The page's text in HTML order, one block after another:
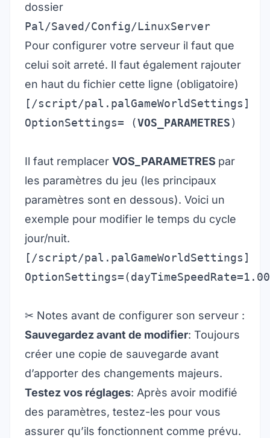
dossier
Pal/Saved/Config/LinuxServer
Pour configurer votre serveur il faut que
celui soit arreté. Il faut également rajouter
en haut du fichier cette ligne (obligatoire)
[/script/pal.palGameWorldSettings]
OptionSettings= (VOS_PARAMETRES)
Il faut remplacer VOS_PARAMETRES par
les paramètres du jeu (les principaux
paramètres sont en dessous). Voici un
exemple pour modifier le temps du cycle
jour/nuit.
[/script/pal.palGameWorldSettings]
✂ Notes avant de configurer son serveur :
Sauvegardez avant de modifier: Toujours
créer une copie de sauvegarde avant
d’apporter des changements majeurs.
Testez vos réglages: Après avoir modifié
des paramètres, testez-les pour vous
assurer qu’ils fonctionnent comme prévu.